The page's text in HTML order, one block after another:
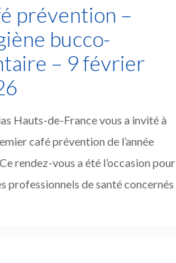
prévention –
bucco-
– 9 février
Hauts-de-France vous a invité à
café prévention de l’année
rendez-vous a été l’occasion pour
professionnels de santé concernés